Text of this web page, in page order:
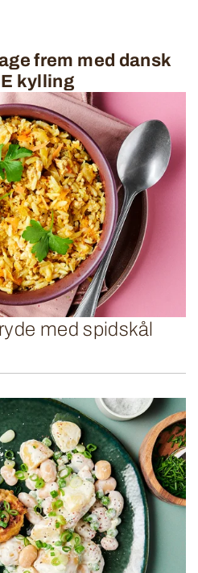
frem med dansk
kylling
med spidskål